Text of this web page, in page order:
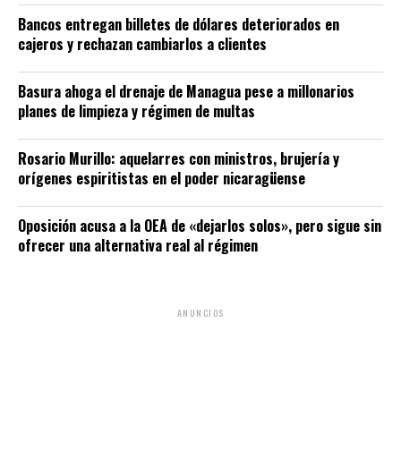
Bancos entregan billetes de dólares deteriorados en
cajeros y rechazan cambiarlos a clientes
Basura ahoga el drenaje de Managua pese a millonarios
planes de limpieza y régimen de multas
Rosario Murillo: aquelarres con ministros, brujería y
orígenes espiritistas en el poder nicaragüense
Oposición acusa a la OEA de «dejarlos solos», pero sigue sin
ofrecer una alternativa real al régimen
ANUNCIOS